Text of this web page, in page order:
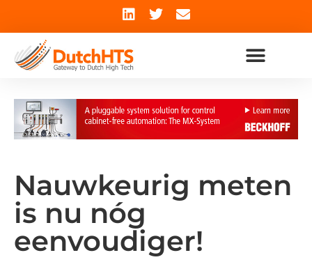
Nauwkeurig meten
is nu nóg
eenvoudiger!